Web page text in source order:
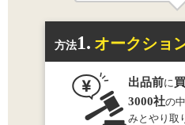
方法1. オークショ
出品前に
3000社の
みとやり取